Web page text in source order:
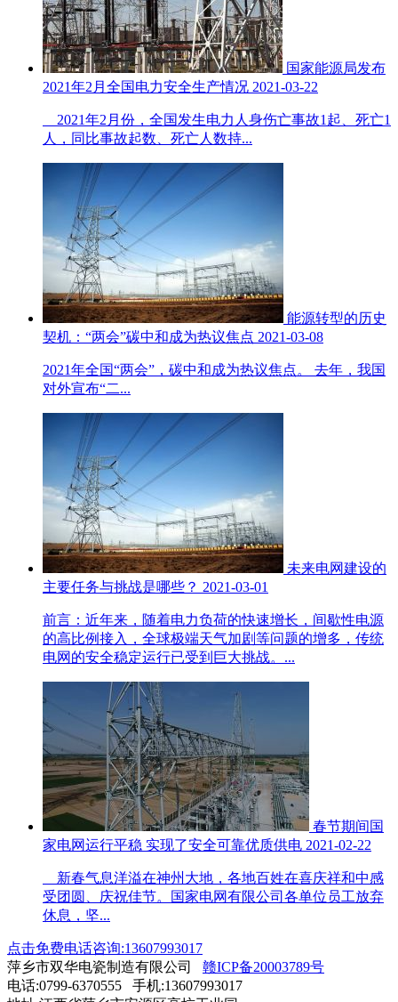
国家能源局发布
2021年2月全国电力安全生产情况 2021-03-22
2021年2月份，全国发生电力人身伤亡事故1起、死亡1
人，同比事故起数、死亡人数持...
能源转型的历史
契机：“两会”碳中和成为热议焦点 2021-03-08
2021年全国“两会”，碳中和成为热议焦点。 去年，我国
对外宣布“二...
未来电网建设的
主要任务与挑战是哪些？ 2021-03-01
前言：近年来，随着电力负荷的快速增长，间歇性电源
的高比例接入，全球极端天气加剧等问题的增多，传统
电网的安全稳定运行已受到巨大挑战。...
春节期间国
家电网运行平稳 实现了安全可靠优质供电 2021-02-22
新春气息洋溢在神州大地，各地百姓在喜庆祥和中感
受团圆、庆祝佳节。国家电网有限公司各单位员工放弃
休息，坚...
点击免费电话咨询:13607993017
萍乡市双华电瓷制造有限公司 赣ICP备20003789号
电话:0799-6370555 手机:13607993017